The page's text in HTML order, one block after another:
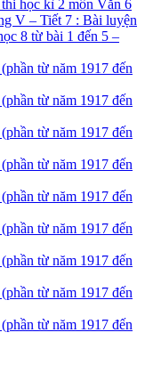
học kì 2 môn Văn 6
V – Tiết 7 : Bài luyện
8 từ bài 1 đến 5 –
từ năm 1917 đến
từ năm 1917 đến
từ năm 1917 đến
từ năm 1917 đến
từ năm 1917 đến
từ năm 1917 đến
từ năm 1917 đến
từ năm 1917 đến
từ năm 1917 đến